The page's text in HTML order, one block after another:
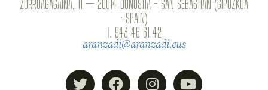
ZORROAGAGAINA, 11 — 20014 DONOSTIA - SAN SEBASTIÁN (GIPUZKOA
· SPAIN)
T. 943 46 61 42
aranzadi@aranzadi.eus